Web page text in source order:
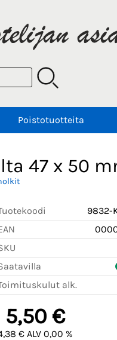
Poistotuotteita
47 x 50
9832-
alk.
5,50 €
€ ALV 0,00 %